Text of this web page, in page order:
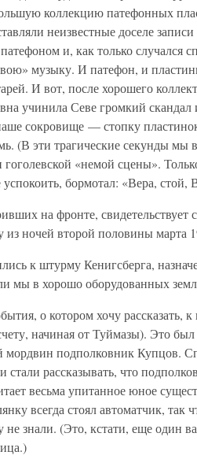
коллекцию патефонных
неизвестные доселе
и, как только случался
музыку. И патефон, и
И вот, после хорошего
учинила Севе громкий скандал
сокровище — стопку
(В эти трагические секунды мы
гоголевской «немой сцены».
бормотал: «Вера, стой,
на фронте,
ночей второй половины марта
к штурму Кенигсберга,
мы в хорошо оборудованных
о котором хочу
начиная от Туймазы). Это
мордвин подполковник Купцов.
стали рассказывать, что
весьма упитанное юное
всегда стоял автоматчик, так
не знали. (Это, кстати, еще один